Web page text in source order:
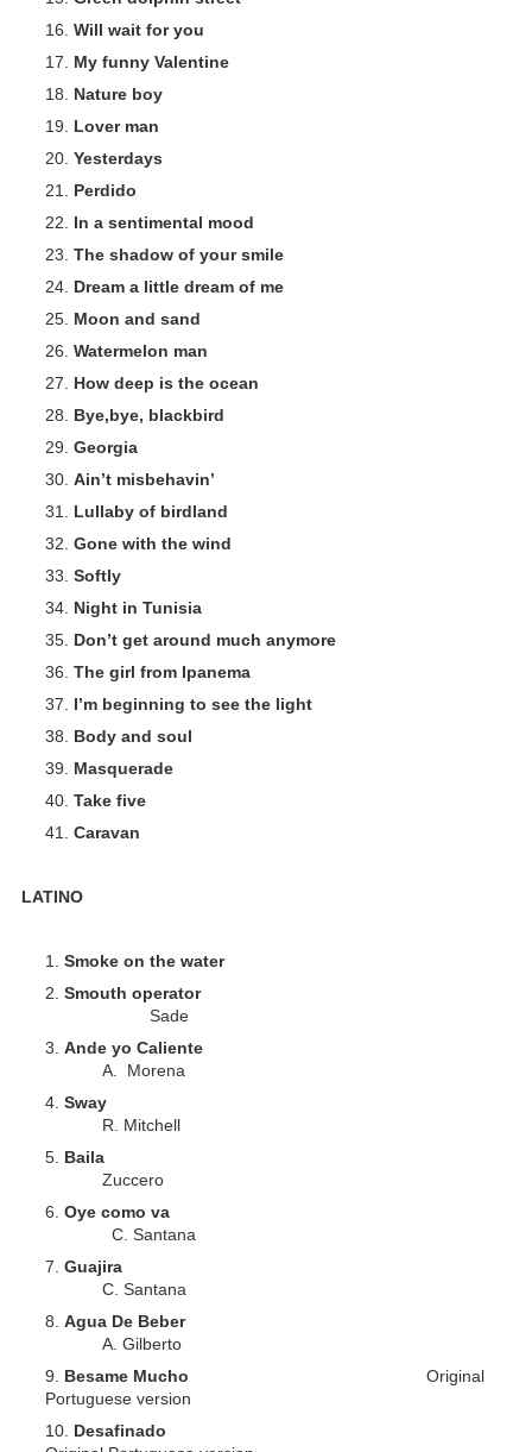
Will wait for you
My funny Valentine
Nature boy
Lover man
Yesterdays
Perdido
In a sentimental mood
The shadow of your smile
Dream a little dream of me
Moon and sand
Watermelon man
How deep is the ocean
Bye,bye, blackbird
Georgia
Ain’t misbehavin’
Lullaby of birdland
Gone with the wind
Softly
Night in Tunisia
Don’t get around much anymore
The girl from Ipanema
I’m beginning to see the light
Body and soul
Masquerade
Take five
Caravan
LATINO
Smoke on the water
Smouth operator
Sade
Ande yo Caliente
A. Morena
Sway
R. Mitchell
Baila
Zuccero
Oye como va
C. Santana
Guajira
C. Santana
Agua De Beber
A. Gilberto
Besame Mucho Original
Portuguese version
Desafinado